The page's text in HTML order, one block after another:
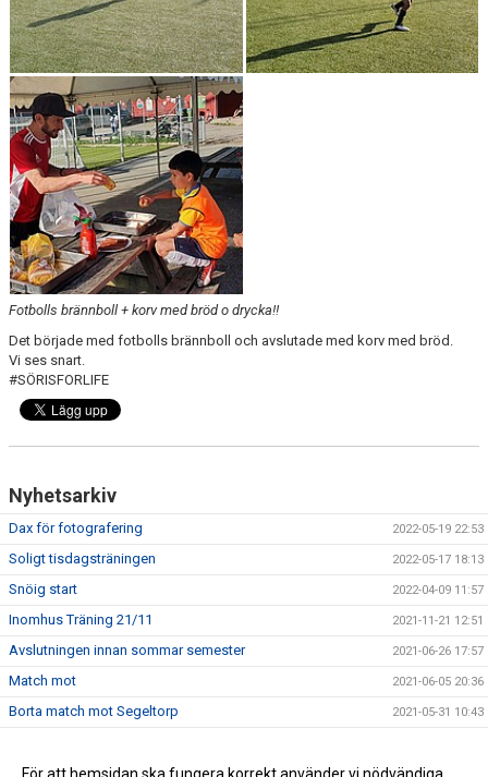
Fotbolls brännboll + korv med bröd o drycka!!
Det började med fotbolls brännboll och avslutade med korv med bröd.
Vi ses snart.
#SÖRISFORLIFE
Nyhetsarkiv
Dax för fotografering 2022-05-19 22:53
Soligt tisdagsträningen 2022-05-17 18:13
Snöig start 2022-04-09 11:57
Inomhus Träning 21/11 2021-11-21 12:51
Avslutningen innan sommar semester 2021-06-26 17:57
Match mot 2021-06-05 20:36
Borta match mot Segeltorp 2021-05-31 10:43
Lördagsträning 2021-04-24 12:03